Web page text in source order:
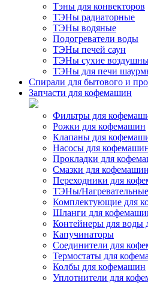
Тэны для конвекторов
ТЭНы радиаторные
ТЭНы водяные
Подогреватели воды
ТЭНы печей саун
ТЭНы сухие
ТЭНы для печи
Спирали для бытового и
Запчасти для кофемашин
Фильтры для
Рожки для кофемашин
Клапаны для
Насосы для
Прокладки для
Смазки для кофемашин
Переходники для
ТЭНы/
Комплектующие для
Шланги для
Контейнеры для воды
Капучинаторы
Соединители для
Термостаты для
Колбы для кофемашин
Уплотнители для